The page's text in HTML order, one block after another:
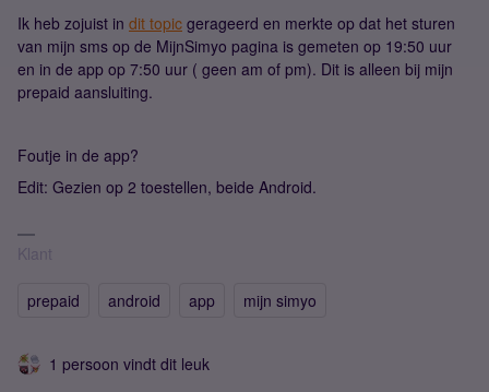
Ik heb zojuist in dit topic gerageerd en merkte op dat het sturen
van mijn sms op de MijnSimyo pagina is gemeten op 19:50 uur
en in de app op 7:50 uur ( geen am of pm). Dit is alleen bij mijn
prepaid aansluiting.
Foutje in de app?
Edit: Gezien op 2 toestellen, beide Android.
Klant
prepaid android app mijn simyo
1 persoon vindt dit leuk